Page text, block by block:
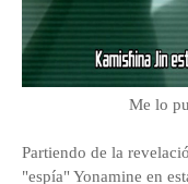
Me lo
Partiendo de la
"espía" Yonamine en